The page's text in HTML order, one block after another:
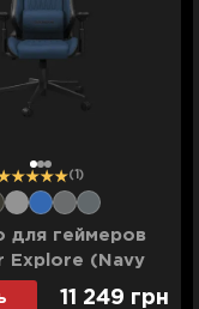
123 (1)
для геймеров
Explore (Navy
Blue) F
11 249 грн